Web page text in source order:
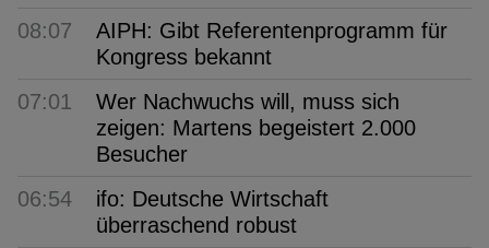
08:07
AIPH: Gibt Referentenprogramm für
Kongress bekannt
07:01
Wer Nachwuchs will, muss sich
zeigen: Martens begeistert 2.000
Besucher
06:54
ifo: Deutsche Wirtschaft
überraschend robust